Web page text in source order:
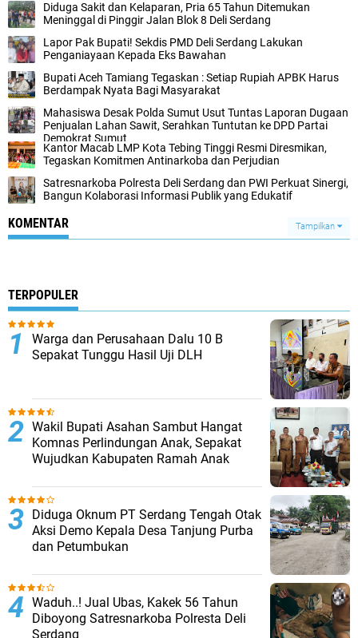
Diduga Sakit dan Kelaparan, Pria 65 Tahun Ditemukan
Meninggal di Pinggir Jalan Blok 8 Deli Serdang
Lapor Pak Bupati! Sekdis PMD Deli Serdang Lakukan
Penganiayaan Kepada Eks Bawahan ‎
Bupati Aceh Tamiang Tegaskan : Setiap Rupiah APBK Harus
Berdampak Nyata Bagi Masyarakat
Mahasiswa Desak Polda Sumut Usut Tuntas Laporan Dugaan
Penjualan Lahan Sawit, Serahkan Tuntutan ke DPD Partai
Demokrat Sumut
Kantor Macab LMP Kota Tebing Tinggi Resmi Diresmikan,
Tegaskan Komitmen Antinarkoba dan Perjudian
Satresnarkoba Polresta Deli Serdang dan PWI Perkuat Sinergi,
Bangun Kolaborasi Informasi Publik yang Edukatif
KOMENTAR Tampilkan
TERPOPULER
Warga dan Perusahaan Dalu 10 B
Sepakat Tunggu Hasil Uji DLH
Wakil Bupati Asahan Sambut Hangat
Komnas Perlindungan Anak, Sepakat
Wujudkan Kabupaten Ramah Anak
Diduga Oknum PT Serdang Tengah Otak
Aksi Demo Kepala Desa Tanjung Purba
dan Petumbukan
Waduh..! Jual Ubas, Kakek 56 Tahun
Diboyong Satresnarkoba Polresta Deli
Serdang